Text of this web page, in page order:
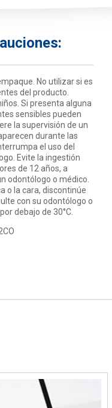
No utilizar si es
del producto.
Si presenta alguna
sensibles pueden
la supervisión de un
durante las
el uso del
Evite la ingestión
de 12 años, a
odontólogo o médico.
o la cara, discontinúe
con su odontólogo o
debajo de 30°C.